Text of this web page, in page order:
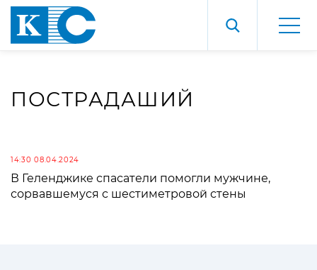
ПОСТРАДАШИЙ
14:30 08.04.2024
В Геленджике спасатели помогли мужчине,
сорвавшемуся с шестиметровой стены